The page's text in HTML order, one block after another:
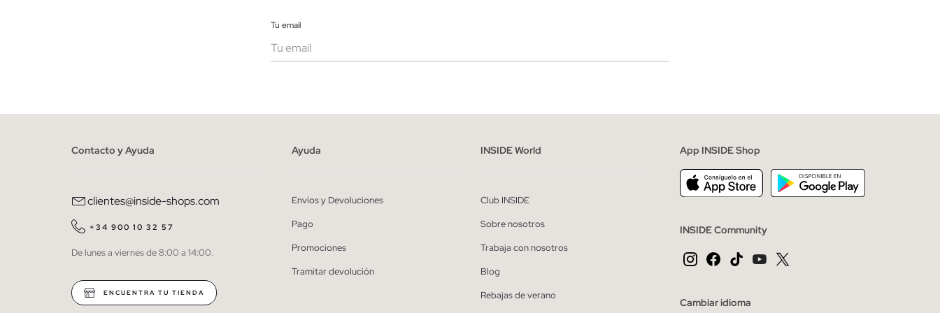
Tu email
* Puedes cancelar la suscripción en cualquier momento.
Contacto y Ayuda
clientes@inside-shops.com
+34 900 10 32 57
De lunes a viernes de 8:00 a 14:00.
ENCUENTRA TU TIENDA
Ayuda
Envíos y Devoluciones
Pago
Promociones
Tramitar devolución
INSIDE World
Club INSIDE
Sobre nosotros
Trabaja con nosotros
Blog
Rebajas de verano
App INSIDE Shop
INSIDE Community
Cambiar idioma